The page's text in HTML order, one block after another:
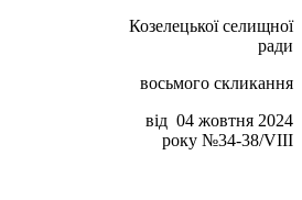
Козелецької селищної
ради
восьмого скликання
від 04 жовтня 2024
року №34-38/VIII